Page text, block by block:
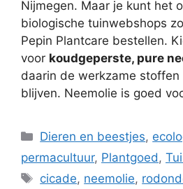
Nijmegen. Maar je kunt het
biologische tuinwebshops
Pepin Plantcare bestellen.
voor koudgeperste, pure
daarin de werkzame
blijven. Neemolie is goed
Categorieën
Dieren en beestjes,
permacultuur, Plantgoed,
Tags
cicade, neemolie,